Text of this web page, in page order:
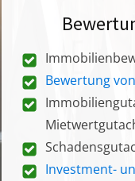
Bewertung
Investment-